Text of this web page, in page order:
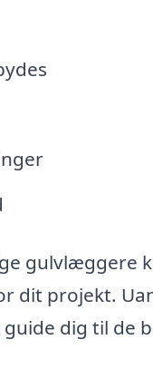
gulvlæggere
dit projekt.
dig til de